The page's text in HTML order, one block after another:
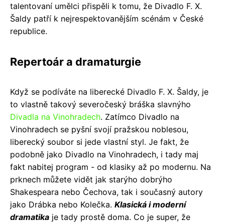
talentovaní umělci přispěli k tomu, že Divadlo F. X.
Šaldy patří k nejrespektovanějším scénám v České
republice.
Repertoár a dramaturgie
Když se podíváte na liberecké Divadlo F. X. Šaldy, je
to vlastně takový severočeský bráška slavnýho
Divadla na Vinohradech. Zatímco Divadlo na
Vinohradech se pyšní svojí pražskou noblesou,
liberecký soubor si jede vlastní styl. Je fakt, že
podobně jako Divadlo na Vinohradech, i tady maj
fakt nabitej program - od klasiky až po modernu. Na
prknech můžete vidět jak starýho dobrýho
Shakespeara nebo Čechova, tak i současný autory
jako Drábka nebo Kolečka. Klasická i moderní
dramatika je tady prostě doma. Co je super, že